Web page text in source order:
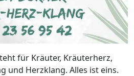
für Kräuter, Kräuterherz,
und Herzklang. Alles ist eins.